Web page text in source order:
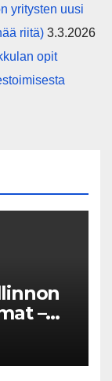
yritysten uusi
riitä) 3.3.2026
opit
–